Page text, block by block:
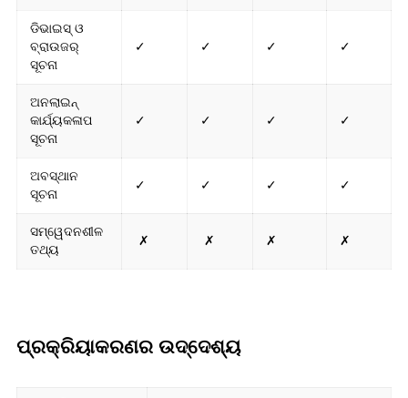
ଡିଭାଇସ୍ ଓ
ବ୍ରାଉଜର୍
ସୂଚନା
✓ ✓ ✓ ✓
ଅନଲାଇନ୍
କାର୍ଯ୍ୟକଳାପ
ସୂଚନା
✓ ✓ ✓ ✓
ଅବସ୍ଥାନ
ସୂଚନା
✓ ✓ ✓ ✓
ସମ୍ୱେଦନଶୀଳ
ତଥ୍ୟ
✗ ✗ ✗ ✗
ପ୍ରକ୍ରିୟାକରଣର ଉଦ୍ଦେଶ୍ୟ